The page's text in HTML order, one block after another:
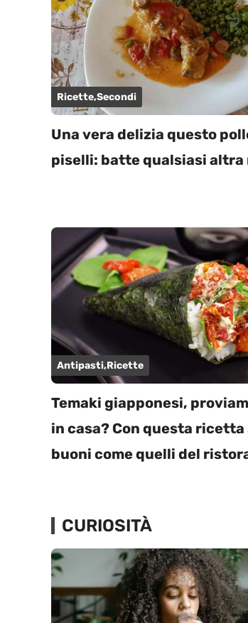
Ricette,Secondi
Una vera delizia questo
piselli: batte qualsiasi
Antipasti,Ricette
Temaki giapponesi,
in casa? Con questa
buoni come quelli del
CURIOSITÀ